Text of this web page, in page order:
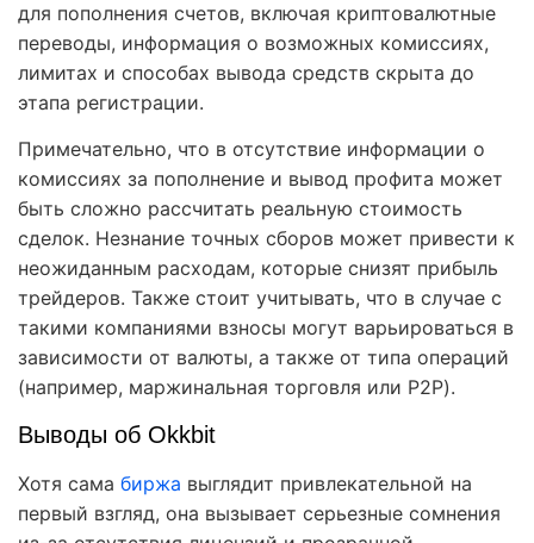
для пополнения счетов, включая криптовалютные
переводы, информация о возможных комиссиях,
лимитах и способах вывода средств скрыта до
этапа регистрации.
Примечательно, что в отсутствие информации о
комиссиях за пополнение и вывод профита может
быть сложно рассчитать реальную стоимость
сделок. Незнание точных сборов может привести к
неожиданным расходам, которые снизят прибыль
трейдеров. Также стоит учитывать, что в случае с
такими компаниями взносы могут варьироваться в
зависимости от валюты, а также от типа операций
(например, маржинальная торговля или P2P).
Выводы об Okkbit
Хотя сама биржа выглядит привлекательной на
первый взгляд, она вызывает серьезные сомнения